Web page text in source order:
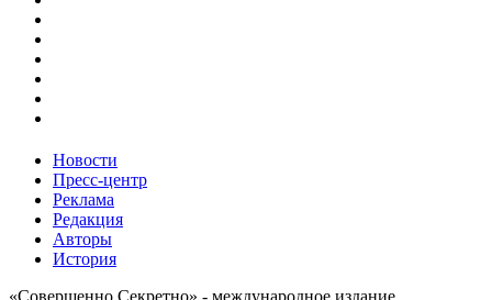
Новости
Пресс-центр
Реклама
Редакция
Авторы
История
«Совершенно Секретно» - международное издание